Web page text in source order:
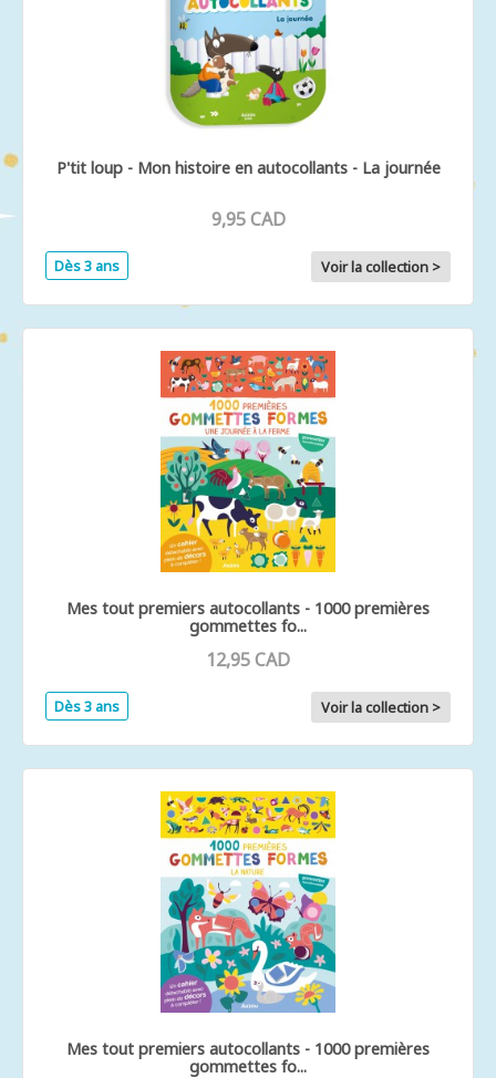
P'tit loup - Mon histoire en autocollants - La journée
9,95 CAD
Dès 3 ans Voir la collection >
Mes tout premiers autocollants - 1000 premières
gommettes fo...
12,95 CAD
Dès 3 ans Voir la collection >
Mes tout premiers autocollants - 1000 premières
gommettes fo...